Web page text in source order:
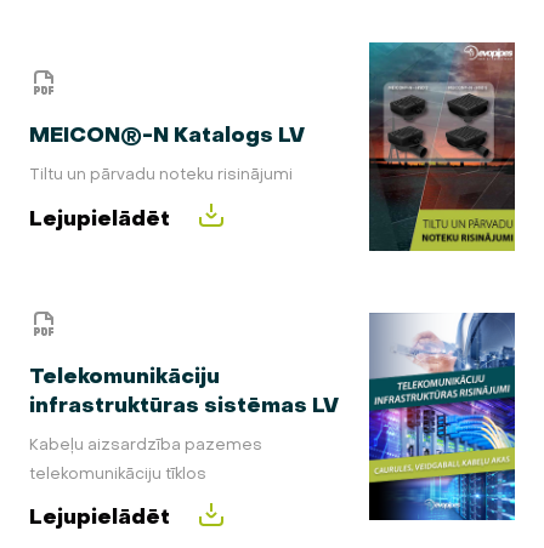
MEICON®-N Katalogs LV
Tiltu un pārvadu noteku risinājumi
Lejupielādēt
Telekomunikāciju
infrastruktūras sistēmas LV
Kabeļu aizsardzība pazemes
telekomunikāciju tīklos
Lejupielādēt